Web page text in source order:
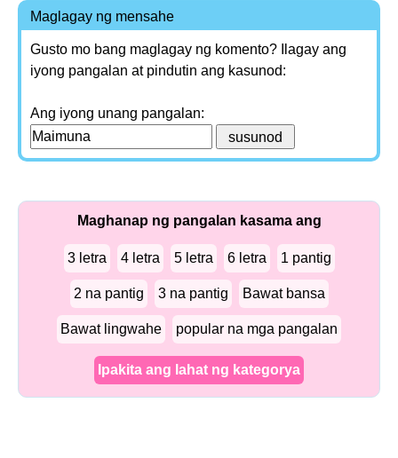
Maglagay ng mensahe
Gusto mo bang maglagay ng komento? Ilagay ang
iyong pangalan at pindutin ang kasunod:
Ang iyong unang pangalan:
Maghanap ng pangalan kasama ang
3 letra 4 letra 5 letra 6 letra 1 pantig
2 na pantig 3 na pantig Bawat bansa
Bawat lingwahe popular na mga pangalan
Ipakita ang lahat ng kategorya